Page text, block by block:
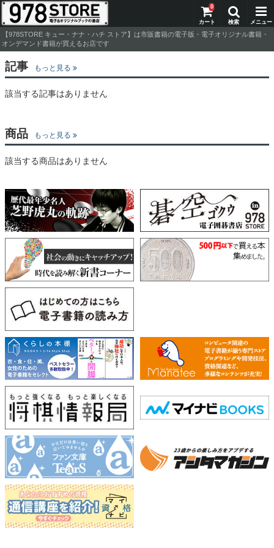
0
【978STORE キュー・ナナ・ハチ ストア】は市販書籍の電子版・電子オリジナル書籍・
オンデマンド書籍が買えるお店です
記事 もっと見る
該当する記事はありません
商品 もっと見る
該当する商品はありません